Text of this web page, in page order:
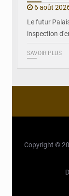
6 août
Le futur
inspection
SAVOIR PLUS
Copyright ©